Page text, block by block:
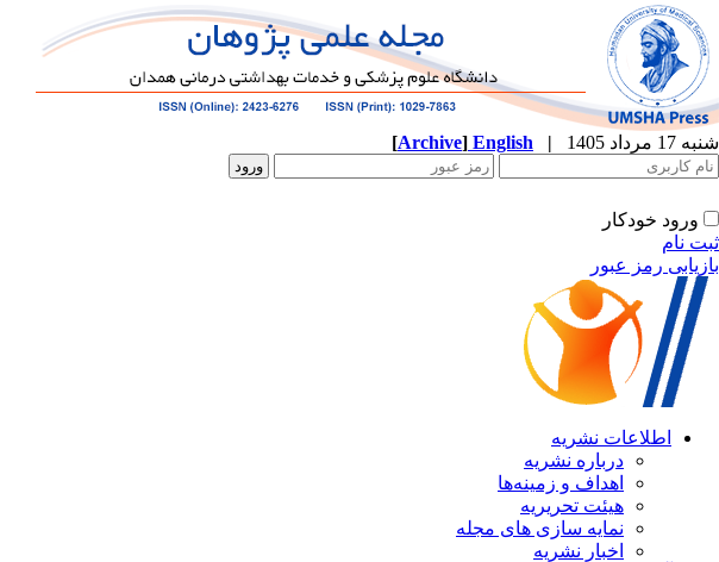
شنبه 17 مرداد 1405 |
English
[Archive]
ورود خودکار
ثبت نام
بازیابی رمز عبور
اطلاعات نشریه
درباره نشریه
اهداف و زمینه‌ها
هیئت تحریریه
نمایه سازی های مجله
اخبار نشریه